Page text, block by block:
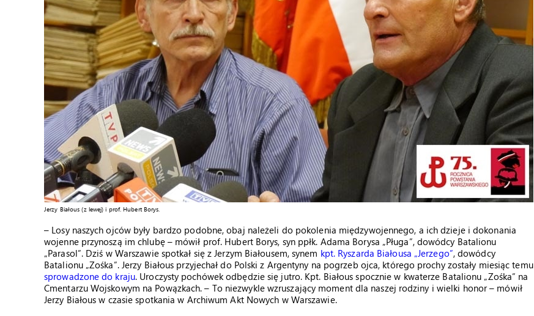
Jerzy Białous (z lewej) i prof. Hubert Borys.
– Losy naszych ojców były bardzo podobne, obaj należeli do pokolenia międzywojennego, a ich dzieje i dokonania
wojenne przynoszą im chlubę – mówił prof. Hubert Borys, syn ppłk. Adama Borysa „Pługa”, dowódcy Batalionu
„Parasol”. Dziś w Warszawie spotkał się z Jerzym Białousem, synem kpt. Ryszarda Białousa „Jerzego”, dowódcy
Batalionu „Zośka”. Jerzy Białous przyjechał do Polski z Argentyny na pogrzeb ojca, którego prochy zostały miesiąc temu
sprowadzone do kraju. Uroczysty pochówek odbędzie się jutro. Kpt. Białous spocznie w kwaterze Batalionu „Zośka” na
Cmentarzu Wojskowym na Powązkach. – To niezwykle wzruszający moment dla naszej rodziny i wielki honor – mówił
Jerzy Białous w czasie spotkania w Archiwum Akt Nowych w Warszawie.